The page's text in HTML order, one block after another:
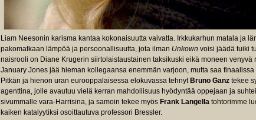
Liam Neesonin karisma kantaa kokonaisuutta vaivatta. Irkkukarhun matala ja
pakomatkaan lämpöä ja persoonallisuutta, jota ilman Unkown voisi jäädä tuiki
naisrooli on Diane Krugerin siirtolaistaustainen taksikuski eikä moneen venyvä
January Jones jää hieman kollegaansa enemmän varjoon, mutta saa
Pitkän ja hienon uran eurooppalaisessa elokuvassa tehnyt Bruno Ganz tekee
agenttina, jolle avautuu vielä kerran mahdollisuus hyödyntää oppejaan ja
sivummalle vara-Harrisina, ja samoin tekee myös Frank Langella tohtorimme
kaiken katalyytiksi osoittautuva professori Bressler.